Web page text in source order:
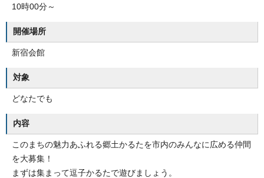
10時00分～
開催場所
新宿会館
対象
どなたでも
内容
このまちの魅力あふれる郷土かるたを市内のみんなに広める仲間
を大募集！
まずは集まって逗子かるたで遊びましょう。